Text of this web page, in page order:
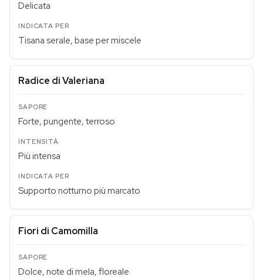
Delicata
Tisana serale, base per miscele
Radice di Valeriana
Forte, pungente, terroso
Più intensa
Supporto notturno più marcato
Fiori di Camomilla
Dolce, note di mela, floreale